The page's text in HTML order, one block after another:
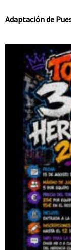
Adaptación de